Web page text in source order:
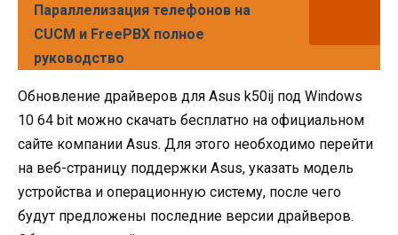
Параллелизация телефонов на
CUCM и FreePBX полное
руководство
Обновление драйверов для Asus k50ij под Windows
10 64 bit можно скачать бесплатно на официальном
сайте компании Asus. Для этого необходимо перейти
на веб-страницу поддержки Asus, указать модель
устройства и операционную систему, после чего
будут предложены последние версии драйверов.